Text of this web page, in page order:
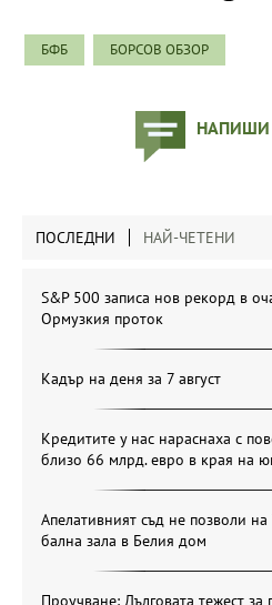
БФБ БОРСОВ ОБЗОР
НАПИШИ
ПОСЛЕДНИ НАЙ-ЧЕТЕНИ
S&P 500 записа нов рекорд в
Ормузкия проток
Кадър на деня за 7 август
Кредитите у нас нараснаха с
близо 66 млрд. евро в края на
Апелативният съд не позволи
бална зала в Белия дом
Проучване: Дълговата тежест за